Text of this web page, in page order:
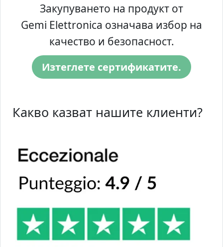
Закупуването на продукт от
Gemi Elettronica означава избор на
качество и безопасност.
Изтеглете сертификатите.
Какво казват нашите клиенти?